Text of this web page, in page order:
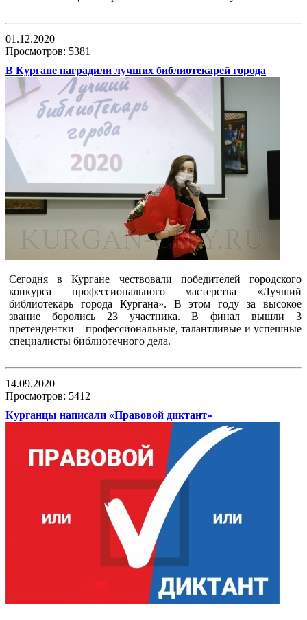
01.12.2020
Просмотров: 5381
В Кургане наградили лучших библиотекарей города
Сегодня в Кургане чествовали победителей городского
конкурса профессионального мастерства «Лучший
библиотекарь города Кургана». В этом году за высокое
звание боролись 23 участника. В финал вышли 3
претендентки – профессиональные, талантливые и успешные
специалисты библиотечного дела.
14.09.2020
Просмотров: 5412
Курганцы написали «Правовой диктант»